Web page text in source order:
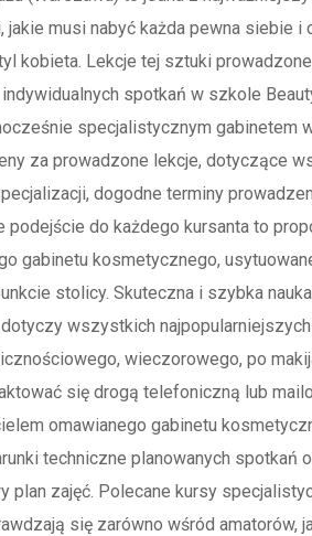
jakie musi nabyć każda pewna siebie i
kobieta. Lekcje tej sztuki
spotkań w szkole
specjalistycznym gabinetem
za prowadzone lekcje, dotyczące
dogodne terminy
podejście do każdego kursanta to
gabinetu kosmetycznego,
stolicy. Skuteczna i szybka
wszystkich
wieczorowego, po
się drogą telefoniczną lub
omawianego gabinetu
techniczne planowanych spotkań
plan zajęć. Polecane kursy
się zarówno wśród amatorów,